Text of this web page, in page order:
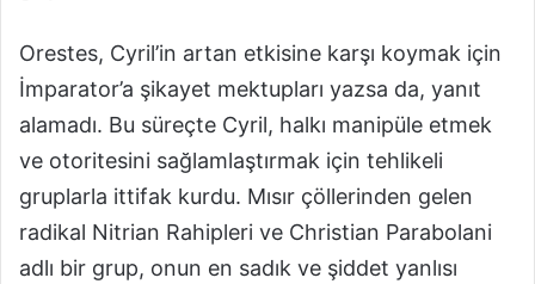
Orestes, Cyril’in artan etkisine karşı koymak için
İmparator’a şikayet mektupları yazsa da, yanıt
alamadı. Bu süreçte Cyril, halkı manipüle etmek
ve otoritesini sağlamlaştırmak için tehlikeli
gruplarla ittifak kurdu. Mısır çöllerinden gelen
radikal Nitrian Rahipleri ve Christian Parabolani
adlı bir grup, onun en sadık ve şiddet yanlısı